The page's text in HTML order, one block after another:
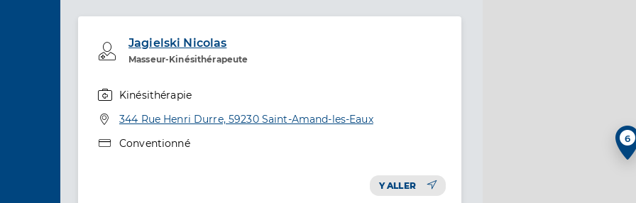
Jagielski Nicolas
Masseur-Kinésithérapeute
Professionel de santé
Kinésithérapie
Adresse
344 Rue Henri Durre, 59230 Saint-Amand-les-Eaux
Type de convention
Conventionné
Y ALLER
6